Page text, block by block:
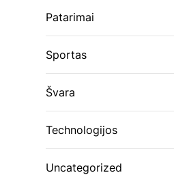
Patarimai
Sportas
Švara
Technologijos
Uncategorized